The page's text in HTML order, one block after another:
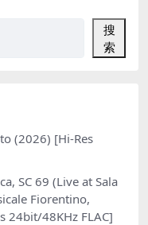
搜
索
(2026) [Hi-Res
SC 69 (Live at Sala
Fiorentino,
24bit/48KHz FLAC]